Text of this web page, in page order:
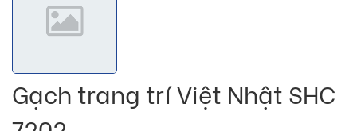
Gạch trang trí Việt Nhật SHC